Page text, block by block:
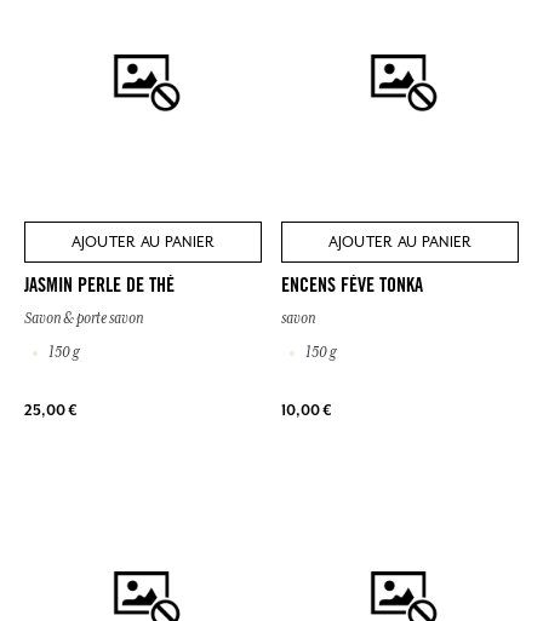
AJOUTER AU PANIER
JASMIN PERLE DE THÉ
Savon & porte savon
150 g
25,00 €
AJOUTER AU PANIER
ENCENS FÈVE TONKA
savon
150 g
10,00 €